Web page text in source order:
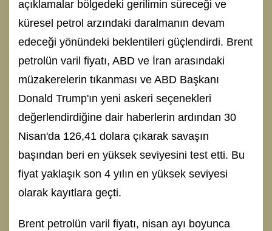
açıklamalar bölgedeki gerilimin süreceği ve
küresel petrol arzındaki daralmanın devam
edeceği yönündeki beklentileri güçlendirdi. Brent
petrolün varil fiyatı, ABD ve İran arasındaki
müzakerelerin tıkanması ve ABD Başkanı
Donald Trump'ın yeni askeri seçenekleri
değerlendirdiğine dair haberlerin ardından 30
Nisan'da 126,41 dolara çıkarak savaşın
başından beri en yüksek seviyesini test etti. Bu
fiyat yaklaşık son 4 yılın en yüksek seviyesi
olarak kayıtlara geçti.
Brent petrolün varil fiyatı, nisan ayı boyunca